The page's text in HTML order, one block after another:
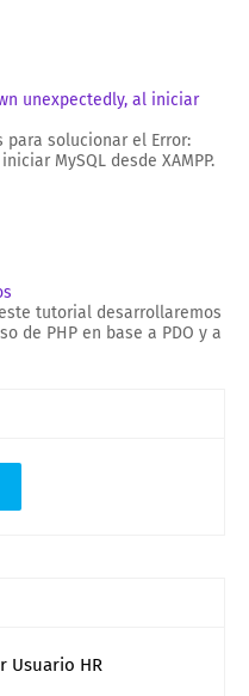
unexpectedly, al iniciar
para solucionar el Error:
MySQL desde XAMPP.
tutorial desarrollaremos
de PHP en base a PDO y a
Usuario HR